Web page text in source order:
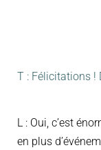
T : Félicitations !
L : Oui, c’est
en plus